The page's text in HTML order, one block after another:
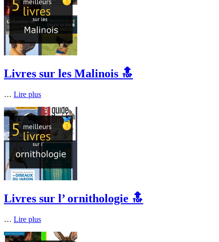
Livres sur les Malinois 🔝
… Lire plus
Livres sur l’ ornithologie 🔝
… Lire plus